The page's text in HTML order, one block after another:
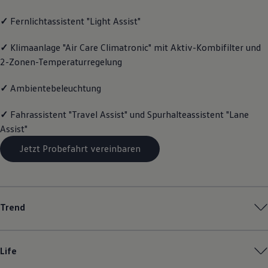
Lifestyle
Familie
Elektromobilität
Volkswagen R
Volkswagen Kundenbetreuung
✓ Fernlichtassistent "Light Assist"
✓ Klimaanlage "Air Care Climatronic" mit Aktiv-Kombifilter und
2-Zonen-Temperaturregelung
✓ Ambientebeleuchtung
✓ Fahrassistent "Travel Assist" und Spurhalteassistent "Lane
Assist"
Jetzt Probefahrt vereinbaren
Trend
Life